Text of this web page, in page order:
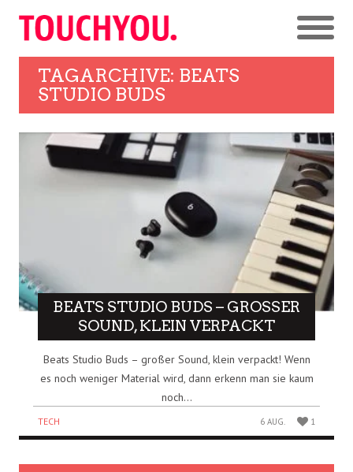
TAGARCHIVE: BEATS
STUDIO BUDS
BEATS STUDIO BUDS – GROSSER S
OUND, KLEIN VERPACKT
Beats Studio Buds – großer Sound, klein verpackt! Wenn
es noch weniger Material wird, dann erkenn man sie kaum
noch...
TECH 6 AUG. 1